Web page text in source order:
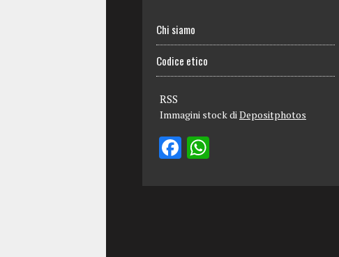
Chi siamo
Codice etico
RSS
Immagini stock diDepositphotos